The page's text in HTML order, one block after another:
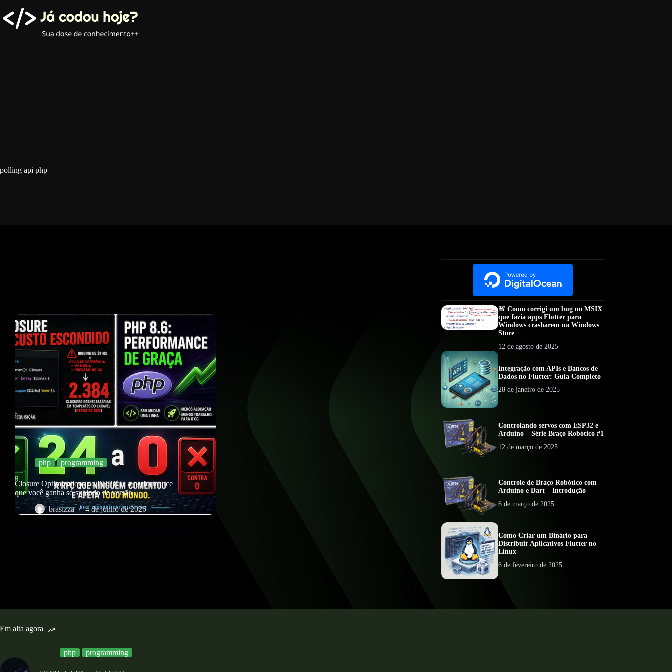
para
o
conteúdo
polling api php
php programming
Closure Optimizations no PHP 8.6: a performance
que você ganha só subindo de versão
brasizza
4 de junho de 2026
🚨 Como corrigi um bug no MSIX
que fazia apps Flutter para
Windows crasharem na Windows
Store
12 de agosto de 2025
Integração com APIs e Bancos de
Dados no Flutter: Guia Completo
28 de janeiro de 2025
Controlando servos com ESP32 e
Arduino – Série Braço Robótico #1
12 de março de 2025
Controle de Braço Robótico com
Arduino e Dart – Introdução
6 de março de 2025
Como Criar um Binário para
Distribuir Aplicativos Flutter no
Linux
6 de fevereiro de 2025
Em alta agora
php programming